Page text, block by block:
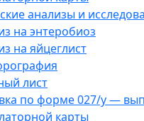
анализы и
на энтеробиоз
на яйцеглист
лист
по форме 027/у —
карты